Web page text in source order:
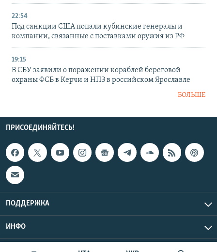
22:54
Под санкции США попали кубинские генералы и
компании, связанные с поставками оружия из РФ
19:15
В СБУ заявили о поражении кораблей береговой
охраны ФСБ в Керчи и НПЗ в российском Ярославле
БОЛЬШЕ
ПРИСОЕДИНЯЙТЕСЬ!
ПОДДЕРЖКА
ИНФО